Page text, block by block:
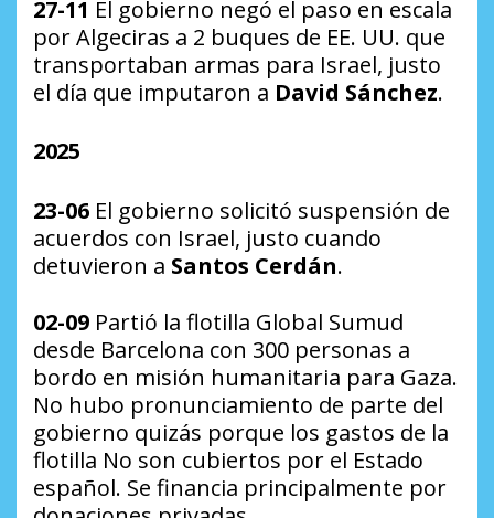
27-11 El gobierno negó el paso en escala
por Algeciras a 2 buques de EE. UU. que
transportaban armas para Israel, justo
el día que imputaron a David Sánchez.
2025
23-06 El gobierno solicitó suspensión de
acuerdos con Israel, justo cuando
detuvieron a Santos Cerdán.
02-09 Partió la flotilla Global Sumud
desde Barcelona con 300 personas a
bordo en misión humanitaria para Gaza.
No hubo pronunciamiento de parte del
gobierno quizás porque los gastos de la
flotilla No son cubiertos por el Estado
español. Se financia principalmente por